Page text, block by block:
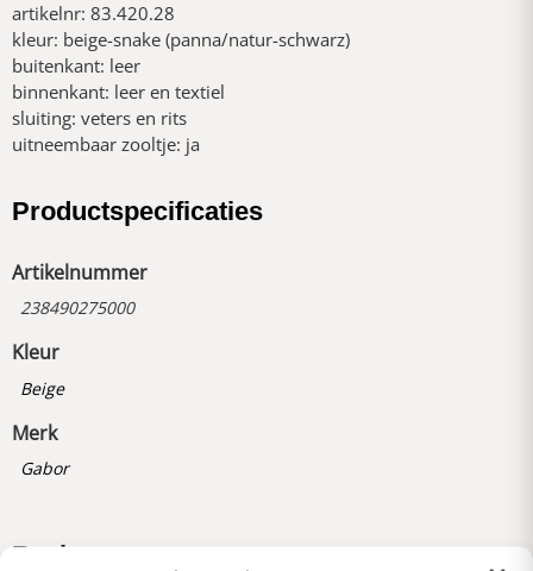
artikelnr: 83.420.28
kleur: beige-snake (panna/natur-schwarz)
buitenkant: leer
binnenkant: leer en textiel
sluiting: veters en rits
uitneembaar zooltje: ja
Productspecificaties
Artikelnummer
238490275000
Kleur
Beige
Merk
Gabor
Reviews